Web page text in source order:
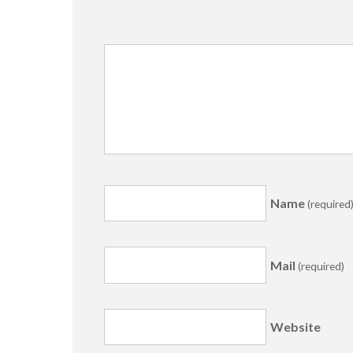
Name
Mail(required)
Website